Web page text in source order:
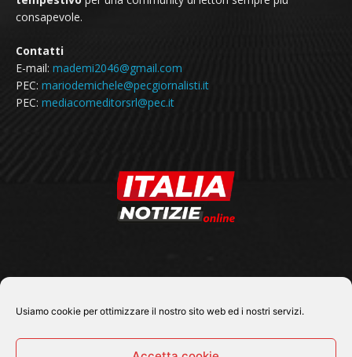
Usiamo cookie per ottimizzare il nostro sito web ed i nostri servizi.
consapevole.
Contatti
E-mail: mademi2046@gmail.com
PEC: mariodemichele@pecgiornalisti.it
PEC: mediacomeditorsrl@pec.it